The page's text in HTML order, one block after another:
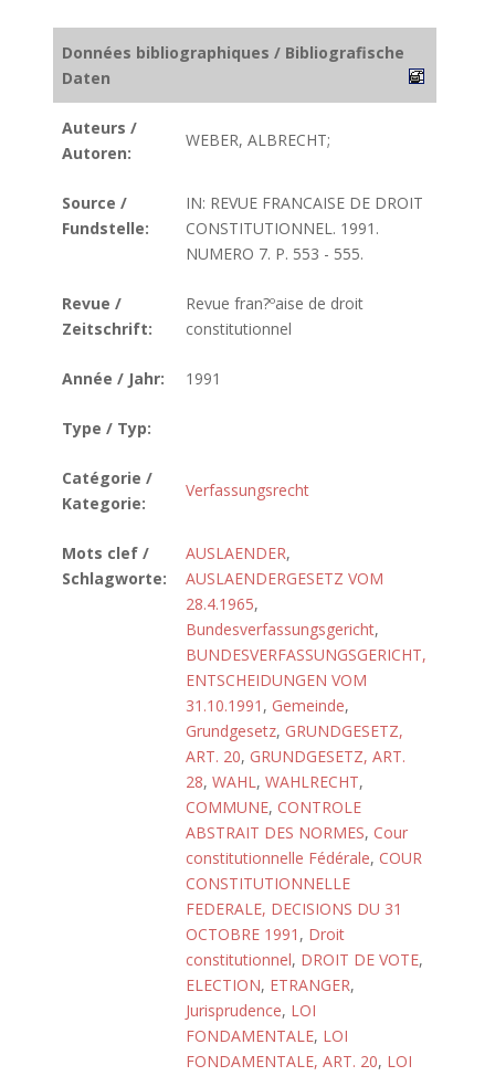
Données bibliographiques / Bibliografische
Daten
Auteurs /
Autoren:
WEBER, ALBRECHT;
Source /
Fundstelle:
IN: REVUE FRANCAISE DE DROIT
CONSTITUTIONNEL. 1991.
NUMERO 7. P. 553 - 555.
Revue /
Zeitschrift:
Revue fran?ºaise de droit
constitutionnel
Année / Jahr: 1991
Type / Typ:
Catégorie /
Kategorie:
Verfassungsrecht
Mots clef /
Schlagworte:
AUSLAENDER,
AUSLAENDERGESETZ VOM
28.4.1965,
Bundesverfassungsgericht,
BUNDESVERFASSUNGSGERICHT,
ENTSCHEIDUNGEN VOM
31.10.1991 , Gemeinde,
Grundgesetz, GRUNDGESETZ,
ART. 20, GRUNDGESETZ, ART.
28, WAHL, WAHLRECHT,
COMMUNE, CONTROLE
ABSTRAIT DES NORMES, Cour
constitutionnelle Fédérale, COUR
CONSTITUTIONNELLE
FEDERALE, DECISIONS DU 31
OCTOBRE 1991 , Droit
constitutionnel, DROIT DE VOTE,
ELECTION, ETRANGER,
Jurisprudence, LOI
FONDAMENTALE, LOI
FONDAMENTALE, ART. 20, LOI